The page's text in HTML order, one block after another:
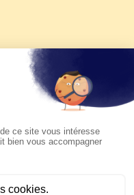
d'été 2026 de KTO
du pape Léon
suivre sur KTO le
Argentine et